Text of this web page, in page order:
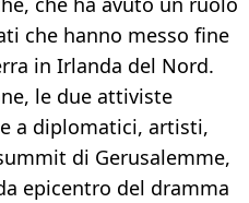
che hanno messo fine
in Irlanda del Nord.
le due attiviste
a diplomatici, artisti,
di Gerusalemme,
epicentro del dramma